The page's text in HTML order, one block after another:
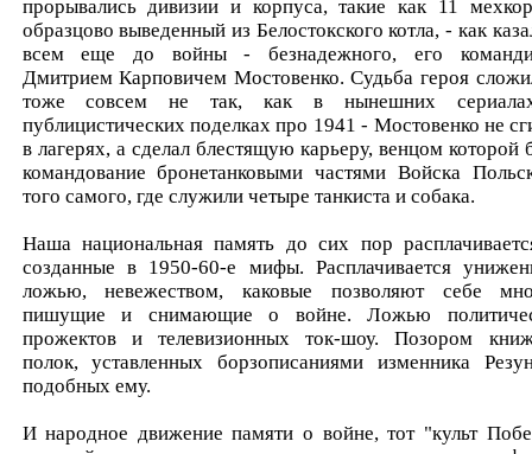
прорывались дивизии и корпуса, такие как 11
образцово выведенный из Белостокского котла, - как
всем еще до войны - безнадежного, его
Дмитрием Карповичем Мостовенко. Судьба героя
тоже совсем не так, как в нынешних
публицистических поделках про 1941 - Мостовенко не
в лагерях, а сделал блестящую карьеру, венцом которой
командование бронетанковыми частями Войска
того самого, где служили четыре танкиста и собака.
Наша национальная память до сих пор
созданные в 1950-60-е мифы. Расплачивается
ложью, невежеством, каковые позволяют себе
пишущие и снимающие о войне. Ложью
прожектов и телевизионных ток-шоу. Позором
полок, уставленных борзописаниями изменника
подобных ему.
И народное движение памяти о войне, тот "культ